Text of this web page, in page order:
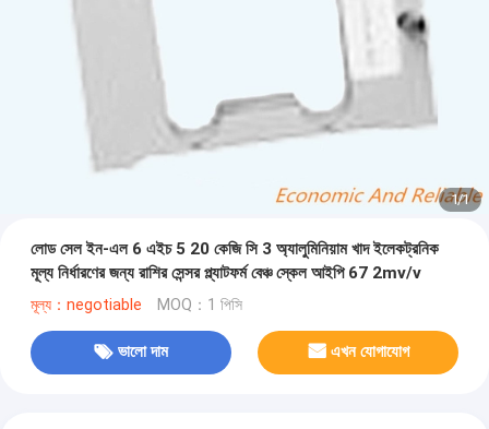
1/1
লোড সেল ইন-এল 6 এইচ 5 20 কেজি সি 3 অ্যালুমিনিয়াম খাদ ইলেকট্রনিক
মূল্য নির্ধারণের জন্য রাশির সেন্সর প্ল্যাটফর্ম বেঞ্চ স্কেল আইপি 67 2mv/v
মূল্য：negotiable MOQ：1 পিসি
ভালো দাম এখন যোগাযোগ